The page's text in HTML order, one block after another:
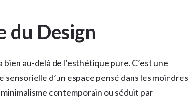
du Design
au-delà de l’esthétique pure. C’est une
d’un espace pensé dans les moindres
contemporain ou séduit par